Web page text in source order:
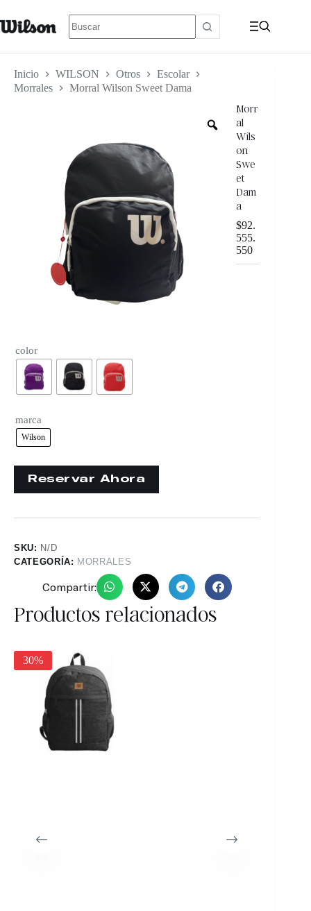
Inicio WILSON Otros
Escolar
Morrales
Morral Wilson Sweet Dama
Morr
al
Wils
on
Swe
et
Dam
a
$92.
555.
550
color
marca
Wilson
SKU: N/D
CATEGORÍA: MORRALES
Compartir:
Productos relacionados
30%